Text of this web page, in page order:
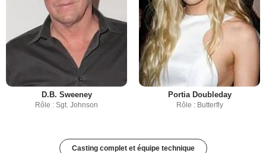
D.B. Sweeney
Rôle : Sgt. Johnson
Portia Doubleday
Rôle : Butterfly
Casting complet et équipe technique